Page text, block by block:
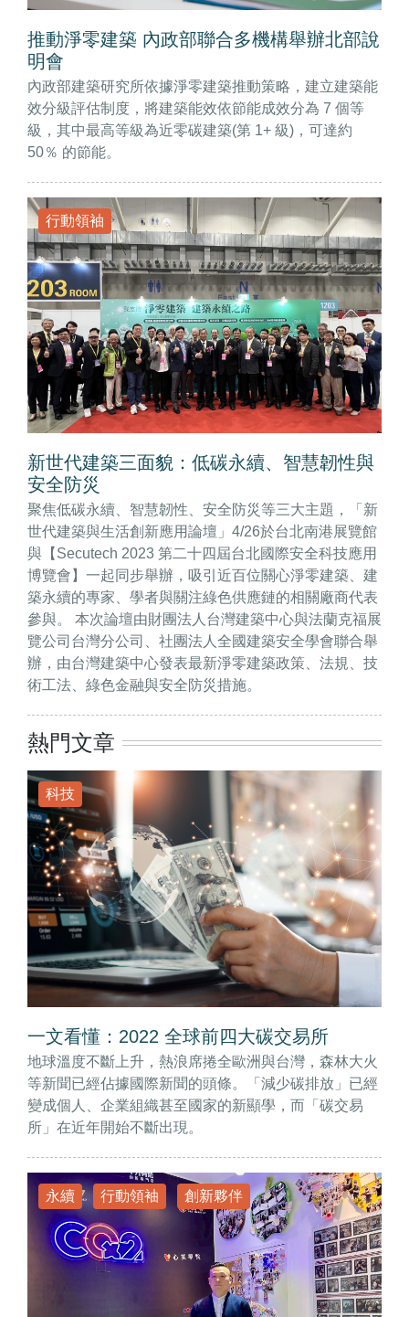
推動淨零建築 內政部聯合多機構舉辦北部說
明會
內政部建築研究所依據淨零建築推動策略，建立建築能
效分級評估制度，將建築能效依節能成效分為 7 個等
級，其中最高等級為近零碳建築(第 1+ 級)，可達約
50％ 的節能。
行動領袖
新世代建築三面貌：低碳永續、智慧韌性與
安全防災
聚焦低碳永續、智慧韌性、安全防災等三大主題，「新
世代建築與生活創新應用論壇」4/26於台北南港展覽館
與【Secutech 2023 第二十四屆台北國際安全科技應用
博覽會】一起同步舉辦，吸引近百位關心淨零建築、建
築永續的專家、學者與關注綠色供應鏈的相關廠商代表
參與。 本次論壇由財團法人台灣建築中心與法蘭克福展
覽公司台灣分公司、社團法人全國建築安全學會聯合舉
辦，由台灣建築中心發表最新淨零建築政策、法規、技
術工法、綠色金融與安全防災措施。
熱門文章
科技
一文看懂：2022 全球前四大碳交易所
地球溫度不斷上升，熱浪席捲全歐洲與台灣，森林大火
等新聞已經佔據國際新聞的頭條。「減少碳排放」已經
變成個人、企業組織甚至國家的新顯學，而「碳交易
所」在近年開始不斷出現。
永續 行動領袖 創新夥伴